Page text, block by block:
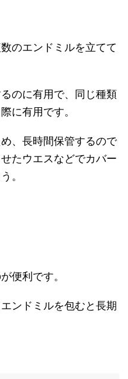
のエンドミルを立てて
のに有用で、同じ種類
に有用です。
、長時間保管するので
たウエスなどでカバー
。
便利です。
ンドミルを包むと長期